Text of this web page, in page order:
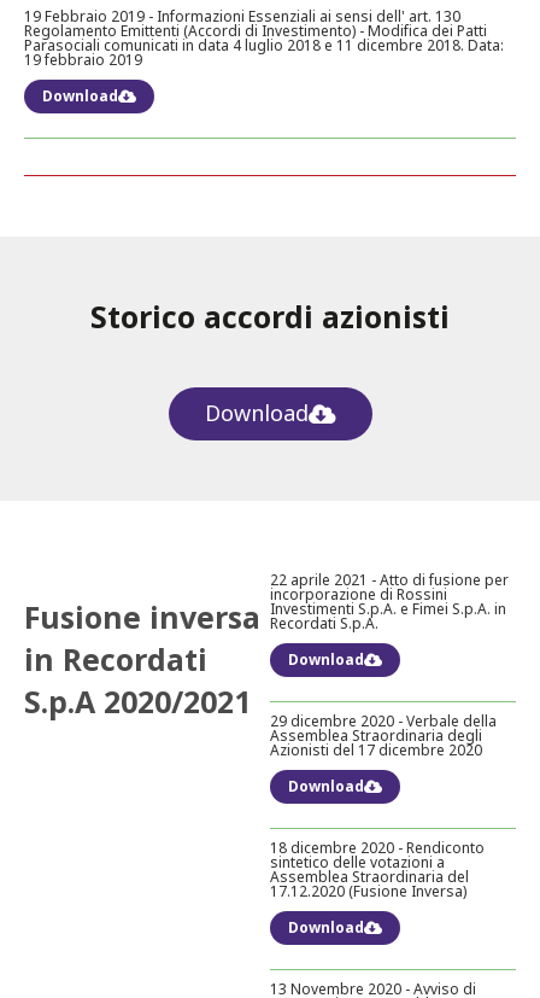
19 Febbraio 2019 - Informazioni Essenziali ai sensi dell' art. 130
Regolamento Emittenti (Accordi di Investimento) - Modifica dei Patti
Parasociali comunicati in data 4 luglio 2018 e 11 dicembre 2018. Data:
19 febbraio 2019
Download
Storico accordi azionisti
Download
Fusione inversa
in Recordati
S.p.A 2020/2021
22 aprile 2021 - Atto di fusione per
incorporazione di Rossini
Investimenti S.p.A. e Fimei S.p.A. in
Recordati S.p.A.
Download
29 dicembre 2020 - Verbale della
Assemblea Straordinaria degli
Azionisti del 17 dicembre 2020
Download
18 dicembre 2020 - Rendiconto
sintetico delle votazioni a
Assemblea Straordinaria del
17.12.2020 (Fusione Inversa)
Download
13 Novembre 2020 - Avviso di